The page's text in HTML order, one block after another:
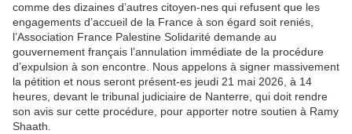
comme des dizaines d’autres citoyen-nes qui refusent que les
engagements d’accueil de la France à son égard soit reniés,
l’Association France Palestine Solidarité demande au
gouvernement français l’annulation immédiate de la procédure
d’expulsion à son encontre. Nous appelons à signer massivement
la pétition et nous seront présent-es jeudi 21 mai 2026, à 14
heures, devant le tribunal judiciaire de Nanterre, qui doit rendre
son avis sur cette procédure, pour apporter notre soutien à Ramy
Shaath.